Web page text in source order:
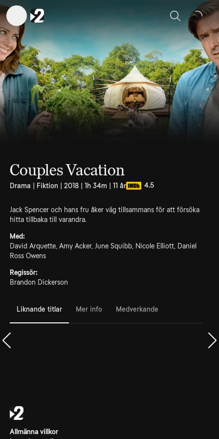
Sök
Couples Vacation
Drama | Fiktion | 2018 | 1h 34m | 11 år 4.5
Jack Spencer och hans fru åker väg tillsammans för att försöka
hitta tillbaka till varandra.
Med:
David Arquette, Amy Acker, June Squibb, Nicole Elliott, Daniel
Ross Owens
Regissör:
Brandon Dickerson
Liknande titlar Mer info Medverkande
Allmänna villkor